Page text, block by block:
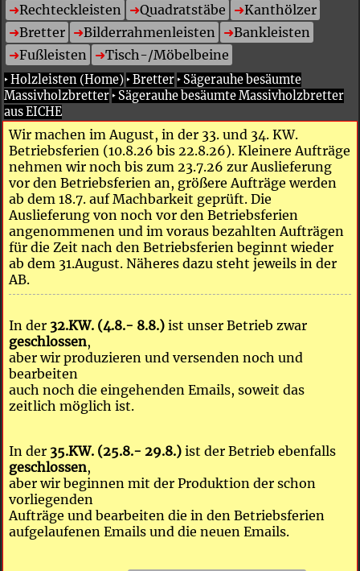
Rechteckleisten Quadratstäbe
Kanthölzer
Bretter
Bilderrahmenleisten
Bankleisten
Fußleisten
Tisch-/Möbelbeine
‣Holzleisten (Home) ‣Bretter ‣ Sägerauhe besäumte
Massivholzbretter ‣ Sägerauhe besäumte Massivholzbretter
aus EICHE
Wir machen im August, in der 33. und 34. KW.
Betriebsferien (10.8.26 bis 22.8.26). Kleinere Aufträge
nehmen wir noch bis zum 23.7.26 zur Auslieferung
vor den Betriebsferien an, größere Aufträge werden
ab dem 18.7. auf Machbarkeit geprüft. Die
Auslieferung von noch vor den Betriebsferien
angenommenen und im voraus bezahlten Aufträgen
für die Zeit nach den Betriebsferien beginnt wieder
ab dem 31.August. Näheres dazu steht jeweils in der
AB.
In der 32.KW. (4.8.- 8.8.)ist unser Betrieb zwar
geschlossen,
aber wir produzieren und versenden noch und
bearbeiten
auch noch die eingehenden Emails, soweit das
zeitlich möglich ist.
In der 35.KW. (25.8.- 29.8.)ist der Betrieb ebenfalls
geschlossen,
aber wir beginnen mit der Produktion der schon
vorliegenden
Aufträge und bearbeiten die in den Betriebsferien
aufgelaufenen Emails und die neuen Emails.